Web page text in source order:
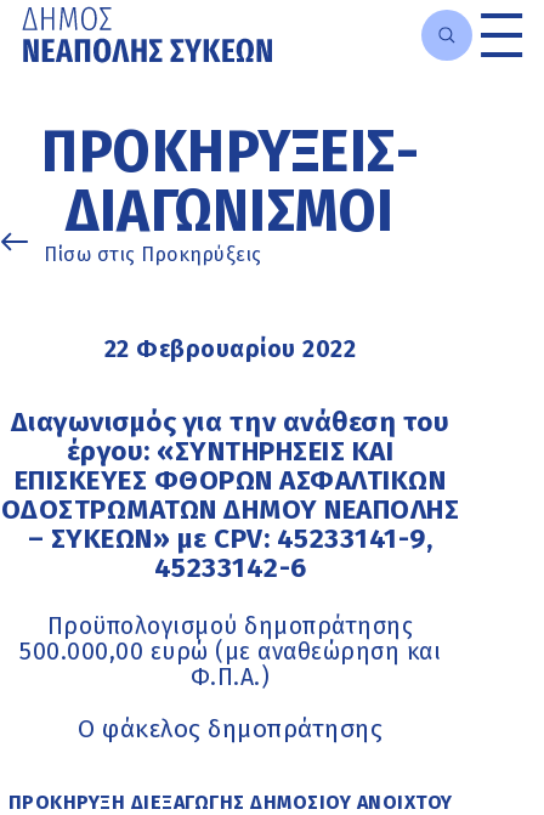
κυρίως
περιεχόμενο
ΠΡΟΚΗΡΎΞΕΙΣ-
ΔΙΑΓΩΝΙΣΜΟΊ
Πίσω στις Προκηρύξεις
22 Φεβρουαρίου 2022
Διαγωνισμός για την ανάθεση του
έργου: «ΣΥΝΤΗΡΗΣΕΙΣ ΚΑΙ
ΕΠΙΣΚΕΥΕΣ ΦΘΟΡΩΝ ΑΣΦΑΛΤΙΚΩΝ
ΟΔΟΣΤΡΩΜΑΤΩΝ ΔΗΜΟΥ ΝΕΑΠΟΛΗΣ
– ΣΥΚΕΩΝ» με CPV: 45233141-9,
45233142-6
Προϋπολογισμού δημοπράτησης
500.000,00 ευρώ (με αναθεώρηση και
Φ.Π.Α.)
Ο φάκελος δημοπράτησης
ΠΡΟΚΗΡΥΞΗ ΔΙΕΞΑΓΩΓΗΣ ΔΗΜΟΣΙΟΥ ΑΝΟΙΧΤΟΥ